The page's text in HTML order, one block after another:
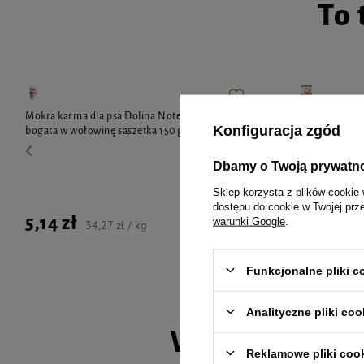
To
Mokra karma dla psa Dolina Noteci Premium
bogata w wołowinę saszetka 150 g
5,14 zł 34,27 zł / kg
bogata w
9,99 zł
Wybrane
Konfiguracja zgód
Dbamy o Twoją
Sklep korzysta z plików cookie
dostępu do cookie w Twojej
warunki Google
Funkcjonalne pliki
Analityczne pliki
Reklamowe pliki